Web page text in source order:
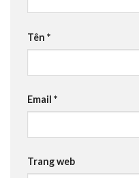
Tên *
Email *
Trang web